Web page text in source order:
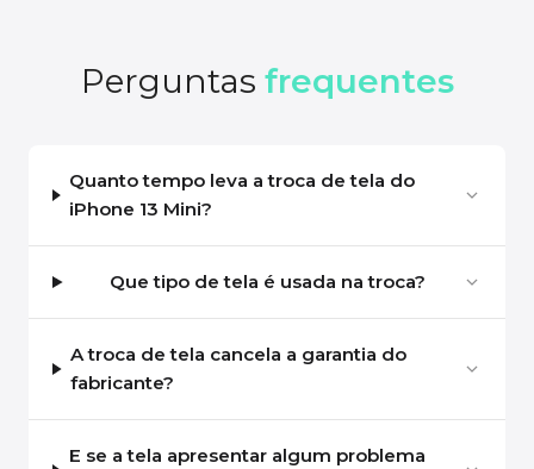
Perguntas frequentes
Quanto tempo leva a troca de tela do
iPhone 13 Mini?
Que tipo de tela é usada na troca?
A troca de tela cancela a garantia do
fabricante?
E se a tela apresentar algum problema